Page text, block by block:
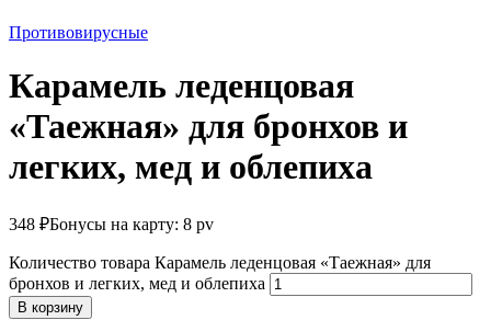
Противовирусные
Карамель леденцовая
«Таежная» для бронхов и
легких, мед и облепиха
348 ₽Бонусы на карту: 8 pv
Количество товара Карамель леденцовая «Таежная» для
бронхов и легких, мед и облепиха
В корзину